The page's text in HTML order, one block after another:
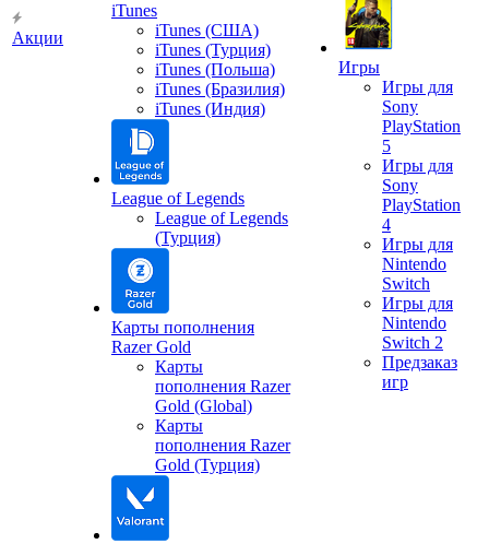
Акции
iTunes
iTunes (США)
iTunes (Турция)
iTunes (Польша)
iTunes (Бразилия)
iTunes (Индия)
League of Legends
League of Legends
(Турция)
Карты пополнения
Razer Gold
Карты
пополнения Razer
Gold (Global)
Карты
пополнения Razer
Gold (Турция)
Игры
Игры для
Sony
PlayStation
5
Игры для
Sony
PlayStation
4
Игры для
Nintendo
Switch
Игры для
Nintendo
Switch 2
Предзаказ
игр